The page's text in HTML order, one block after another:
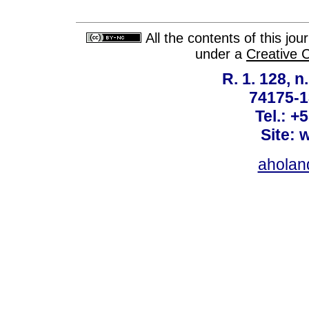
All the contents of this
under a Creative
R. 1. 128,
74175-
Tel.:
Site: